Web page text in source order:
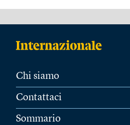
Chi siamo
Contattaci
Sommario